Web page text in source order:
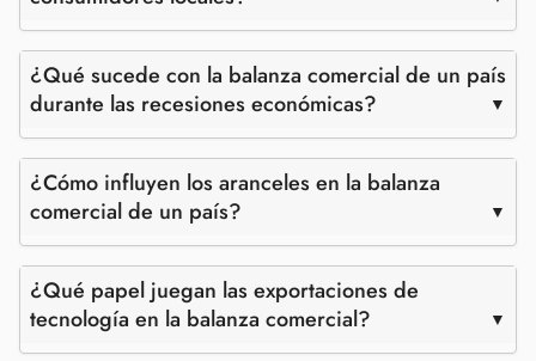
¿Qué sucede con la balanza comercial de un país
durante las recesiones económicas?
¿Cómo influyen los aranceles en la balanza
comercial de un país?
¿Qué papel juegan las exportaciones de
tecnología en la balanza comercial?